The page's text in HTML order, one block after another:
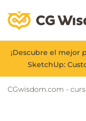
¡Descubre el mejor
SketchUp:
CGwisdom.com -